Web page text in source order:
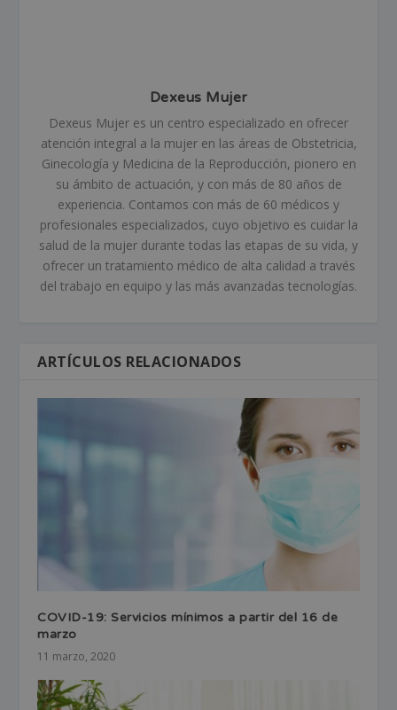
Dexeus Mujer
Dexeus Mujer es un centro especializado en ofrecer
atención integral a la mujer en las áreas de Obstetricia,
Ginecología y Medicina de la Reproducción, pionero en
su ámbito de actuación, y con más de 80 años de
experiencia. Contamos con más de 60 médicos y
profesionales especializados, cuyo objetivo es cuidar la
salud de la mujer durante todas las etapas de su vida, y
ofrecer un tratamiento médico de alta calidad a través
del trabajo en equipo y las más avanzadas tecnologías.
ARTÍCULOS RELACIONADOS
COVID-19: Servicios mínimos a partir del 16 de
marzo
11 marzo, 2020